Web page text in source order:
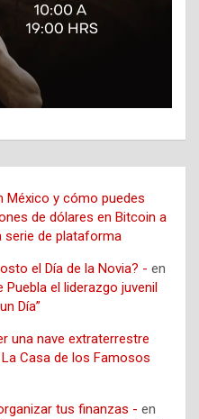
México y cómo puedes
de dólares en Bitcoin a
serie de plataforma
el Día de la Novia? - en
Puebla el liderazgo juvenil
Día”
una nave extraterrestre
La Casa de los Famosos
tus finanzas - en